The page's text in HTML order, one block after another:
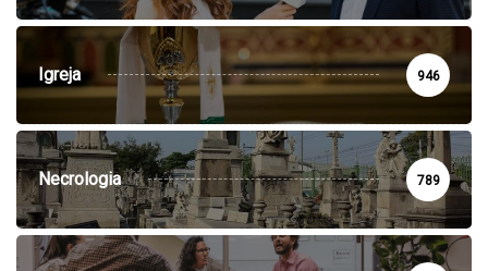
Igreja 946
Necrologia 789